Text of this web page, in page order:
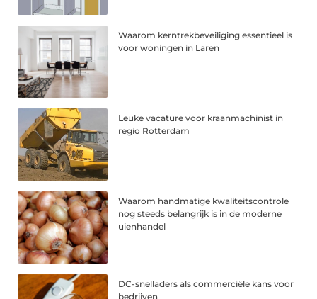
Waarom kerntrekbeveiliging essentieel is
voor woningen in Laren
Leuke vacature voor kraanmachinist in
regio Rotterdam
Waarom handmatige kwaliteitscontrole
nog steeds belangrijk is in de moderne
uienhandel
DC-snelladers als commerciële kans voor
bedrijven